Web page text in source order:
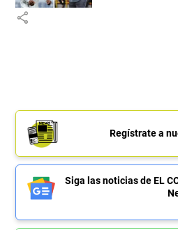
share
Regístrate a
Siga las noticias de EL